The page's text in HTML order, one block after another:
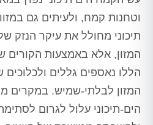
וטחנות קמח, ולעיתים גם
תיכוני מחולל את עיקר הנזק
המזון, אלא באמצעות הקורים
הללו נאספים גללים
המזון לבלתי-שמיש. במקרים
הים-תיכוני עלול לגרום